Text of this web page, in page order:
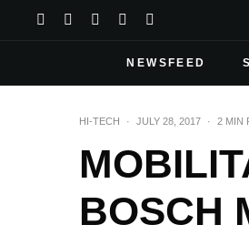
NEWSFEED
HI-TECH · JULY 28, 2017 · 2 MIN
BOSCH